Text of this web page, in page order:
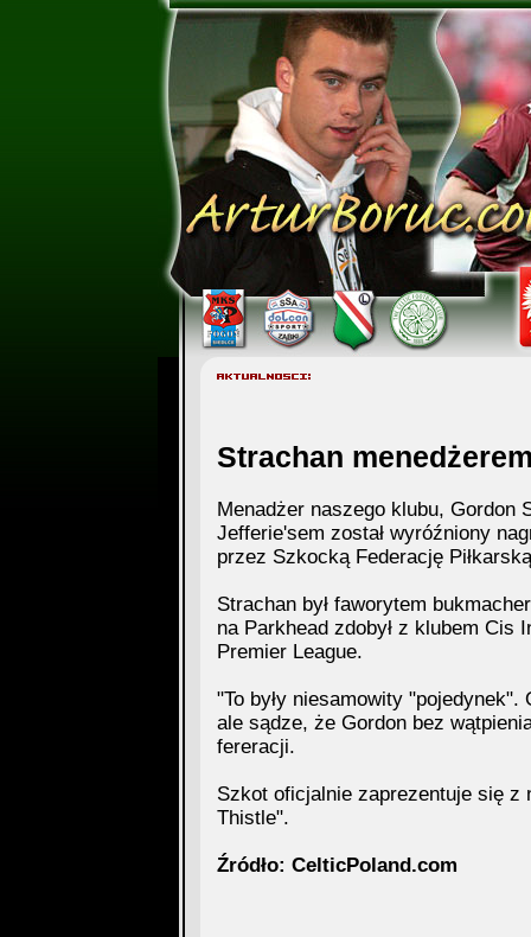
Strachan
Menadżer naszego klubu, Gordon
Jefferie'sem został wyróźniony
przez Szkocką Federację
Strachan był faworytem
na Parkhead zdobył z klubem Cis
Premier League.
"To były niesamowity
ale sądze, że Gordon bez
fereracji.
Szkot oficjalnie zaprezentuje się z
Thistle".
Źródło: CelticPoland.com